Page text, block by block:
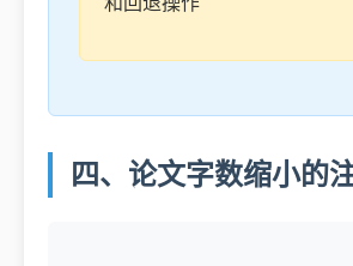
四、论文字数缩小的